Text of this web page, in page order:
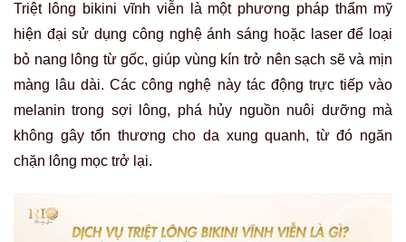
Triệt lông bikini vĩnh viễn là một phương pháp thẩm mỹ
hiện đại sử dụng công nghệ ánh sáng hoặc laser để loại
bỏ nang lông từ gốc, giúp vùng kín trở nên sạch sẽ và mịn
màng lâu dài. Các công nghệ này tác động trực tiếp vào
melanin trong sợi lông, phá hủy nguồn nuôi dưỡng mà
không gây tổn thương cho da xung quanh, từ đó ngăn
chặn lông mọc trở lại.